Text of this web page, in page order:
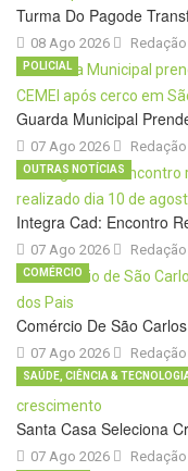
Turma Do Pagode
08 Ago 2026 Redação
Guarda Municipal
07 Ago 2026
POLICIAL
Redação
Integra Cad: Encontro
07 Ago 2026
OUTRAS NOTÍCIAS
Redação
Comércio De São
07 Ago 2026
COMÉRCIO
Redação
Santa Casa Seleciona
07 Ago 2026
SAÚDE, CIÊNCIA &
Redação